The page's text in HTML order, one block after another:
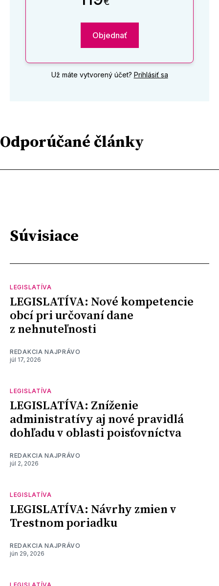
Objednať
Už máte vytvorený účet? Prihlásiť sa
Odporúčané články
Súvisiace
LEGISLATÍVA
LEGISLATÍVA: Nové kompetencie
obcí pri určovaní dane
z nehnuteľnosti
REDAKCIA NAJPRÁVO
júl 17, 2026
LEGISLATÍVA
LEGISLATÍVA: Zníženie
administratívy aj nové pravidlá
dohľadu v oblasti poisťovníctva
REDAKCIA NAJPRÁVO
júl 2, 2026
LEGISLATÍVA
LEGISLATÍVA: Návrhy zmien v
Trestnom poriadku
REDAKCIA NAJPRÁVO
jún 29, 2026